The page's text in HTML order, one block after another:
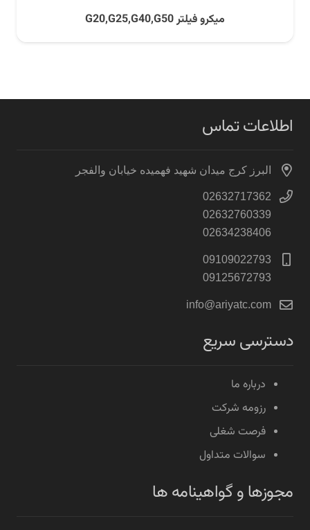
میکرو فیلتر G20,G25,G40,G50
اطلاعات تماس
البرز کرج میدان شهید فهمیده خیابان والفجر
02632717362
02632760339
02634238406
09109022793
09125672793
info@ariyatc.com
دسترسی سریع
درباره ما
رزومه شرکت
فرصت شغلی
سوالات متداول
مجوزها و گواهینامه ها